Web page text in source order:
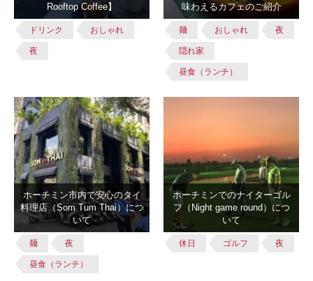
Rooftop Coffee】
ドリンク おしゃれ
夜
味わえるカフェのご紹介
麺 おしゃれ 夜
隠れ家
昼食（ランチ）
ホーチミン市内で安心のタイ
料理店（Som Tum Thai）につ
いて
麺 夜
昼食（ランチ）
ホーチミンでのナイターゴル
フ（Night game round）につ
いて
休日 ゴルフ 夜